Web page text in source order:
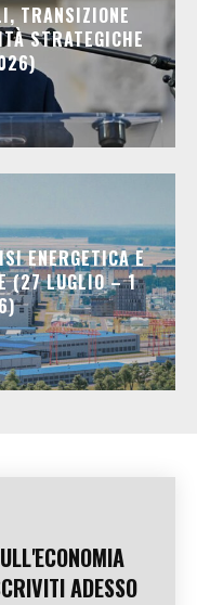
TRANSIZIONE
STRATEGICHE
ENERGETICA E
(27 LUGLIO – 1
ADESSO